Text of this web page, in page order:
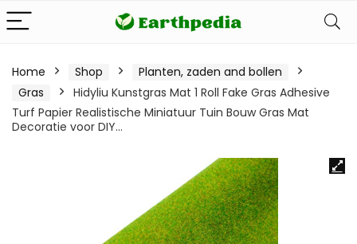
Home Shop
Planten, zaden and bollen
Gras
Hidyliu Kunstgras Mat 1 Roll Fake Gras Adhesive
Turf Papier Realistische Miniatuur Tuin Bouw Gras Mat
Decoratie voor DIY…